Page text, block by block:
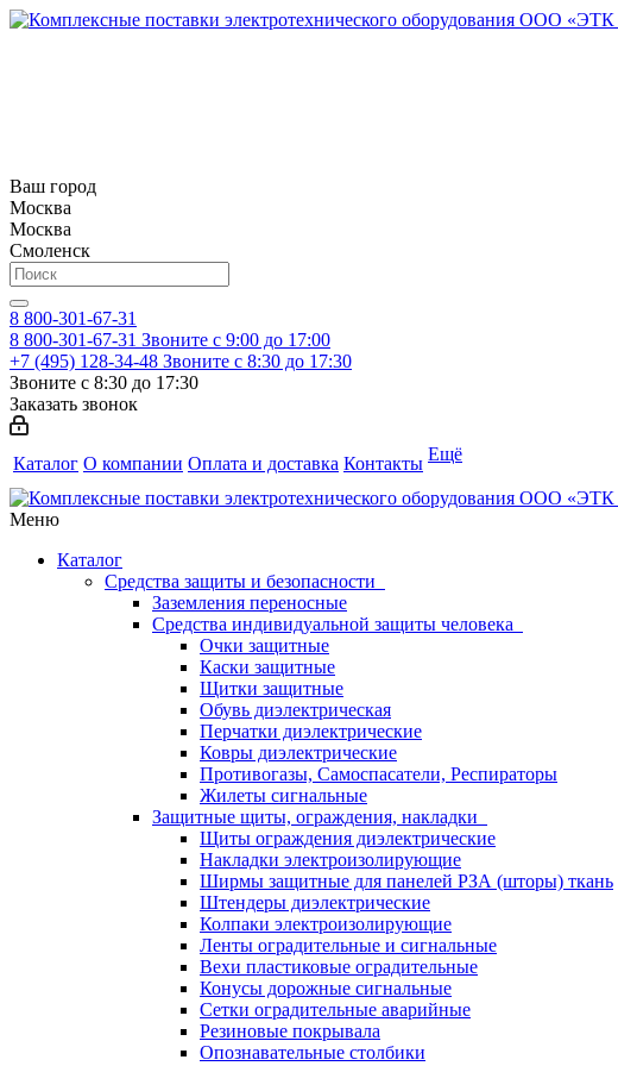
Ваш город
Москва
Москва
Смоленск
8 800-301-67-31
8 800-301-67-31 Звоните с 9:00 до 17:00
+7 (495) 128-34-48 Звоните с 8:30 до 17:30
Звоните с 8:30 до 17:30
Заказать звонок
Каталог О компании Оплата и доставка Контакты Ещё
Меню
Каталог
Средства защиты и безопасности
Заземления переносные
Средства индивидуальной защиты человека
Очки защитные
Каски защитные
Щитки защитные
Обувь диэлектрическая
Перчатки диэлектрические
Ковры диэлектрические
Противогазы, Самоспасатели, Респираторы
Жилеты сигнальные
Защитные щиты, ограждения, накладки
Щиты ограждения диэлектрические
Накладки электроизолирующие
Ширмы защитные для панелей РЗА (шторы) ткань
Штендеры диэлектрические
Колпаки электроизолирующие
Ленты оградительные и сигнальные
Вехи пластиковые оградительные
Конусы дорожные сигнальные
Сетки оградительные аварийные
Резиновые покрывала
Опознавательные столбики